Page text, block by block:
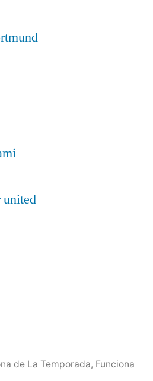
united
de La Temporada, Funciona